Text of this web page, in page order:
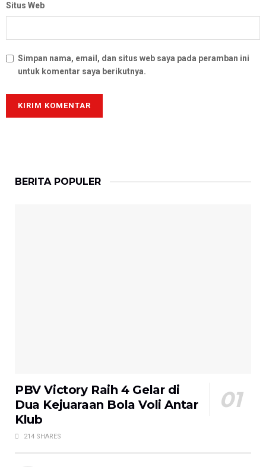
Situs Web
Simpan nama, email, dan situs web saya pada peramban ini
untuk komentar saya berikutnya.
BERITA POPULER
PBV Victory Raih 4 Gelar di
Dua Kejuaraan Bola Voli Antar
Klub
214 SHARES